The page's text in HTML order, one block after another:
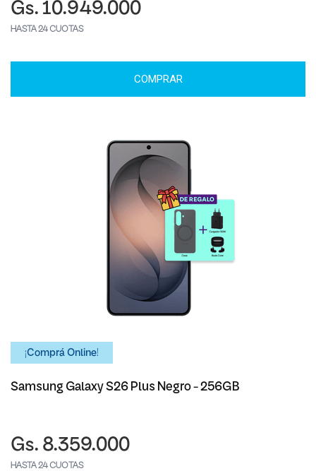
Gs. 10.949.000
HASTA 24 CUOTAS
COMPRAR
¡Comprá Online!
Samsung Galaxy S26 Plus Negro - 256GB
Gs. 8.359.000
HASTA 24 CUOTAS